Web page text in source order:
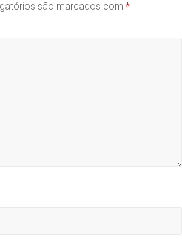
são marcados com *